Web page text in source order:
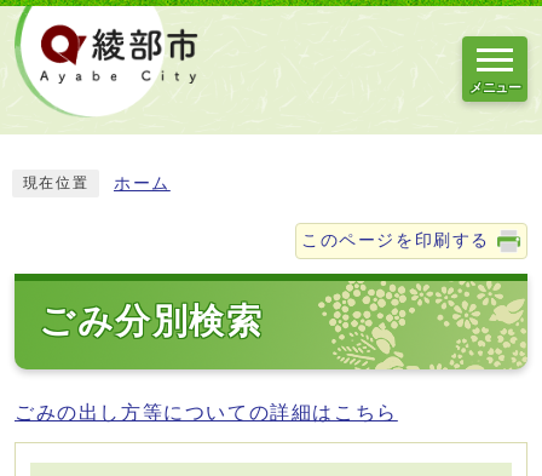
メニュー
現在位置 ホーム
このページを印刷する
ごみ分別検索
ごみの出し方等についての詳細はこちら